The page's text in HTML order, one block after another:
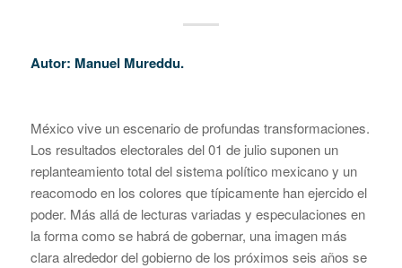
Autor: Manuel Mureddu.
México vive un escenario de profundas transformaciones.
Los resultados electorales del 01 de julio suponen un
replanteamiento total del sistema político mexicano y un
reacomodo en los colores que típicamente han ejercido el
poder. Más allá de lecturas variadas y especulaciones en
la forma como se habrá de gobernar, una imagen más
clara alrededor del gobierno de los próximos seis años se